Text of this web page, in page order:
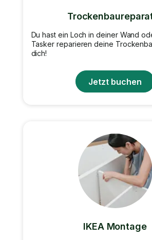
Du hast ein Loch in deiner Wand
Tasker reparieren deine
dich!
Jetzt buchen
IKEA Montage